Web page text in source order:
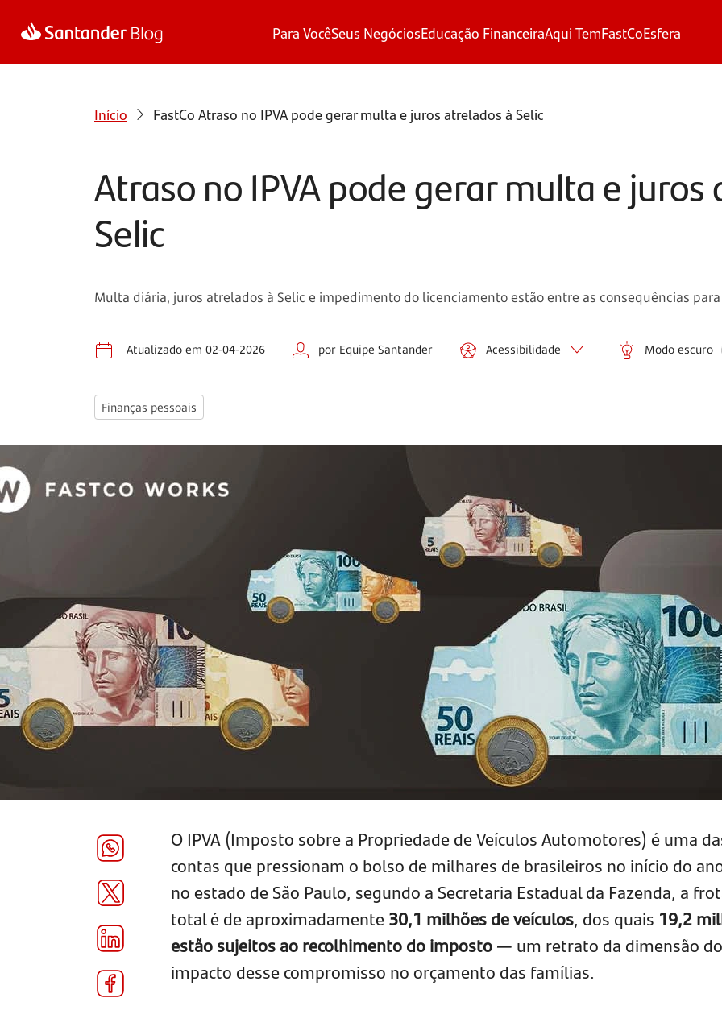
Para VocêSeus NegóciosEducação FinanceiraAqui TemFastCoEsfera
Início FastCo Atraso no IPVA pode gerar multa e juros atrelados à Selic
Atraso no IPVA pode gerar multa e juros
Selic
Multa diária, juros atrelados à Selic e impedimento do licenciamento estão entre as consequências
Atualizado em 02-04-2026 por Equipe Santander Acessibilidade Modo escuro
Finanças pessoais
O IPVA (Imposto sobre a Propriedade de Veículos Automotores) é uma
contas que pressionam o bolso de milhares de brasileiros no início do
no estado de São Paulo, segundo a Secretaria Estadual da Fazenda, a
total é de aproximadamente30,1 milhões de veículos, dos quais 19,2
estão sujeitos ao recolhimento do imposto— um retrato da dimensão do
impacto desse compromisso no orçamento das famílias.